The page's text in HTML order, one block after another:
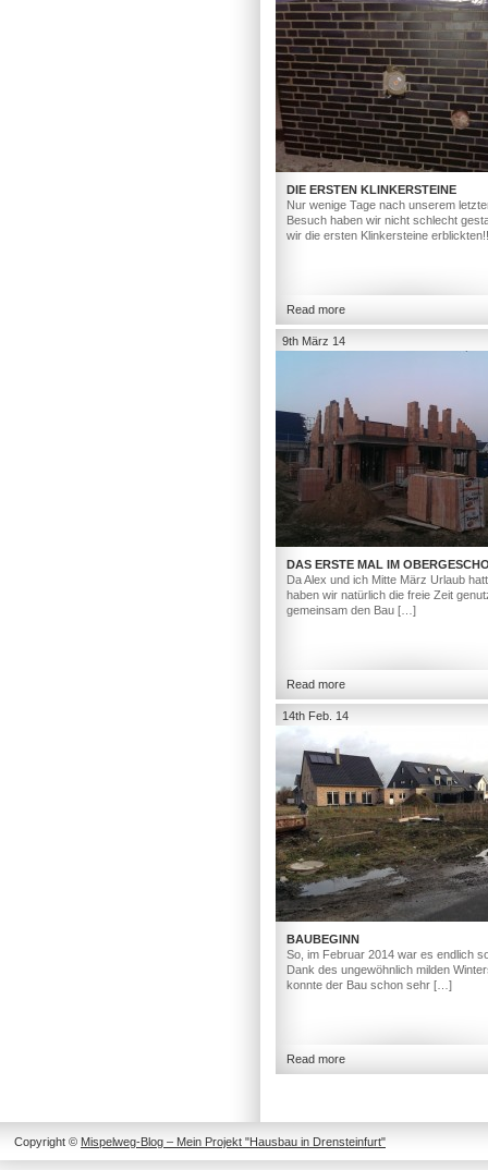
DIE ERSTEN KLINKERSTEINE
Nur wenige Tage nach unserem
Besuch haben wir nicht schlecht
wir die ersten Klinkersteine
Read more
9th März 14
DAS ERSTE MAL IM
Da Alex und ich Mitte März Urlaub
haben wir natürlich die freie Zeit
gemeinsam den Bau […]
Read more
14th Feb. 14
BAUBEGINN
So, im Februar 2014 war es endlich
Dank des ungewöhnlich milden
konnte der Bau schon sehr […]
Read more
Copyright © Mispelweg-Blog – Mein Projekt "Hausbau in Drensteinfurt"